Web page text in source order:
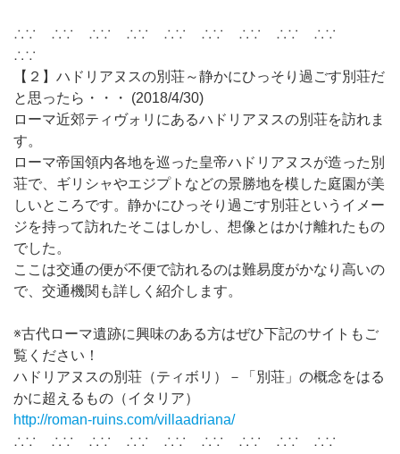
∴∵ ∴∵ ∴∵ ∴∵ ∴∵ ∴∵ ∴∵ ∴∵ ∴∵
∴∵
【２】ハドリアヌスの別荘～静かにひっそり過ごす別荘だ
と思ったら・・・ (2018/4/30)
ローマ近郊ティヴォリにあるハドリアヌスの別荘を訪れま
す。
ローマ帝国領内各地を巡った皇帝ハドリアヌスが造った別
荘で、ギリシャやエジプトなどの景勝地を模した庭園が美
しいところです。静かにひっそり過ごす別荘というイメー
ジを持って訪れたそこはしかし、想像とはかけ離れたもの
でした。
ここは交通の便が不便で訪れるのは難易度がかなり高いの
で、交通機関も詳しく紹介します。
※古代ローマ遺跡に興味のある方はぜひ下記のサイトもご
覧ください！
ハドリアヌスの別荘（ティボリ）－「別荘」の概念をはる
かに超えるもの（イタリア）
http://roman-ruins.com/villaadriana/
∴∵ ∴∵ ∴∵ ∴∵ ∴∵ ∴∵ ∴∵ ∴∵ ∴∵